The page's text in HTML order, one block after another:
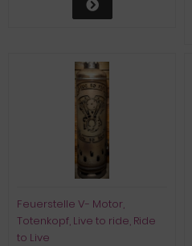
Feuerstelle V- Motor,
Totenkopf, Live to ride, Ride
to Live